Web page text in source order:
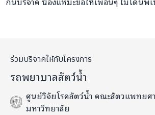
ร่วมบริจาคให้กับโครงการ
รถพยาบาลสัตว์น้ำ
ศูนย์วิจัยโรคสัตว์น้ำ คณะสัตวแพทยศ
มหาวิทยาลัย